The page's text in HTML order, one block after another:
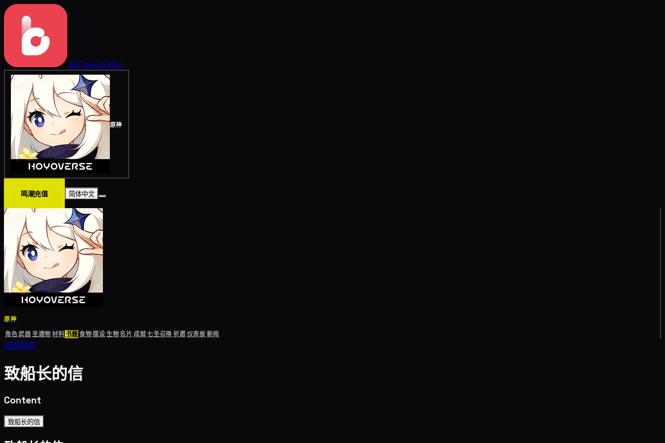
BitTopup Wiki
原神
鸣潮充值 简体中文
原神
角色武器圣遗物材料书籍食物摆设生物名片成就七圣召唤祈愿仪表板新闻
返回列表
致船长的信
Content
致船长的信